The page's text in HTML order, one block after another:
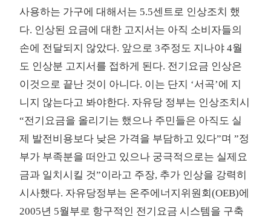
사용하는 가구에 대해서는 5.5센트로 인상조치 했
다. 인상된 요금에 대한 고지서는 아직 소비자들의
손에 전달되지 않았다. 앞으로 3주정도 지나야 4월
도 인상분 고지서를 접하게 된다. 전기요금 인상은
이것으로 끝난 것이 아니다. 이는 단지 ‘서곡’에 지
니지 않는다고 봐야한다. 자유당 정부는 인상조치시
“전기요금을 올리기는 했으나 주민들은 아직도 실
제 발전비용보다 낮은 가격을 부담하고 있다”며 ”정
부가 부족분을 떠안고 있으나 궁극적으로는 실제요
금과 일치시킬 것”이라고 주장, 추가 인상을 강력히
시사했다. 자유당정부는 온주에너지위원회(OEB)에
2005년 5월부로 항구적인 전기요금 시스템을 구축